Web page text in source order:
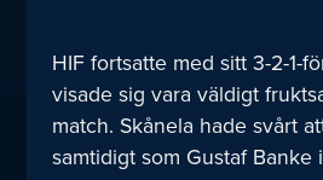
HIF fortsatte med sitt 3-2-1-
visade sig vara väldigt
match. Skånela hade svårt
samtidigt som Gustaf Banke